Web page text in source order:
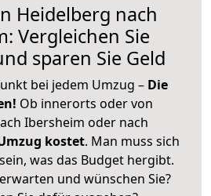
Heidelberg nach
Vergleichen Sie
sparen Sie Geld
bei jedem Umzug – Die
Ob innerorts oder von
Ibersheim oder nach
kostet. Man muss sich
was das Budget hergibt.
und wünschen Sie?